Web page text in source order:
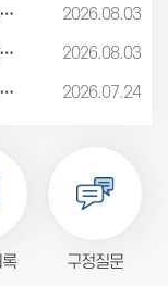
2026.08.03
2026.08.03
2026.07.24
구정질문